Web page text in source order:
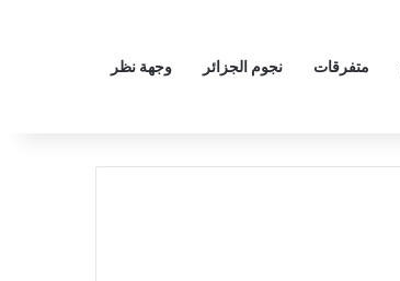
متفرقات نجوم الجزائر وجهة نظر